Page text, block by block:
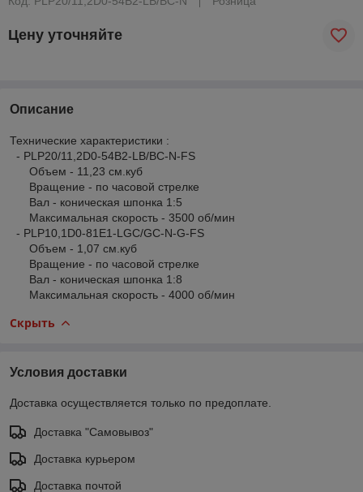
Цену уточняйте
Описание
Технические характеристики :
- PLP20/11,2D0-54B2-LB/BC-N-FS
Объем - 11,23 см.куб
Вращение - по часовой стрелке
Вал - коническая шпонка 1:5
Максимальная скорость - 3500 об/мин
- PLP10,1D0-81E1-LGC/GC-N-G-FS
Объем - 1,07 см.куб
Вращение - по часовой стрелке
Вал - коническая шпонка 1:8
Максимальная скорость - 4000 об/мин
Скрыть
Условия доставки
Доставка осуществляется только по предоплате.
Доставка "Самовывоз"
Доставка курьером
Доставка почтой